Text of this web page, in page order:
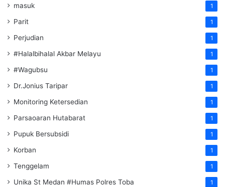
masuk 1
Parit 1
Perjudian 1
#Halalbihalal Akbar Melayu 1
#Wagubsu 1
Dr.Jonius Taripar 1
Monitoring Ketersedian 1
Parsaoaran Hutabarat 1
Pupuk Bersubsidi 1
Korban 1
Tenggelam 1
Unika St Medan #Humas Polres Toba 1